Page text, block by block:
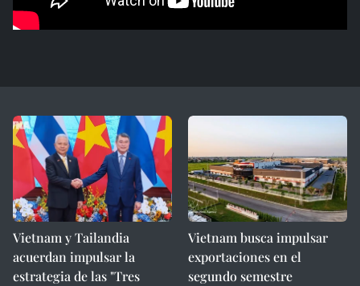
Vietnam y Tailandia
acuerdan impulsar la
estrategia de las "Tres
Vietnam busca impulsar
exportaciones en el
segundo semestre